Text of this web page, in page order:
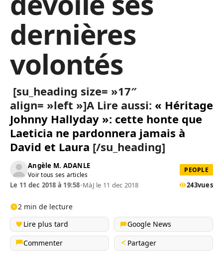
dernières
volontés
[su_heading size= »17″
align= »left »]A Lire aussi: « Héritage
Johnny Hallyday »: cette honte que
Laeticia ne pardonnera jamais à
David et Laura [/su_heading]
Angèle M. ADANLE
Voir tous ses articles
PEOPLE
Le 11 dec 2018 à 19:58•MàJ le 11 dec 2018 243vues
2 min de lecture
Lire plus tard
Google News
Commenter
Partager